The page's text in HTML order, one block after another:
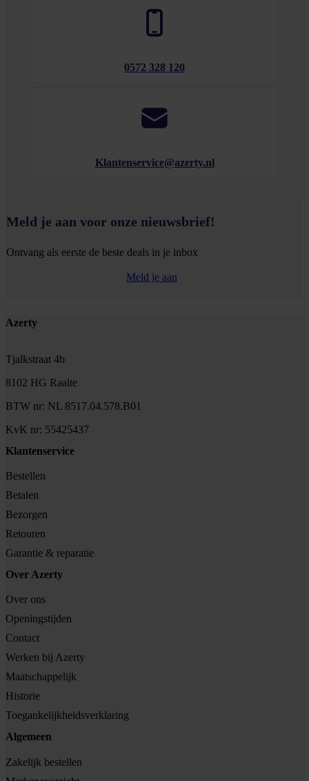
0572 328 120
Klantenservice@azerty.nl
Meld je aan voor onze nieuwsbrief!
Ontvang als eerste de beste deals in je inbox
Meld je aan
Footer
Azerty
Tjalkstraat 4b
8102 HG Raalte
BTW nr: NL 8517.04.578.B01
KvK nr: 55425437
Klantenservice
Bestellen
Betalen
Bezorgen
Retouren
Garantie & reparatie
Over Azerty
Over ons
Openingstijden
Contact
Werken bij Azerty
Maatschappelijk
Historie
Toegankelijkheidsverklaring
Algemeen
Zakelijk bestellen